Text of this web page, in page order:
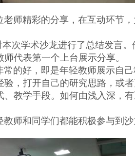
师精彩的分享，在互动环节
本次学术沙龙进行了总结发言
代表第一个上台展示分享。
的好，即是年轻教师展示自
，打开自己的研究思路，或
教学手段。如何由浅入深，
师和同学们都能积极参与到